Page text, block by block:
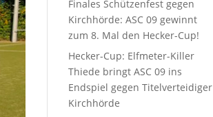
Finales Schützenfest gegen
Kirchhörde: ASC 09 gewinnt
zum 8. Mal den Hecker-Cup!
Hecker-Cup: Elfmeter-Killer
Thiede bringt ASC 09 ins
Endspiel gegen Titelverteidiger
Kirchhörde